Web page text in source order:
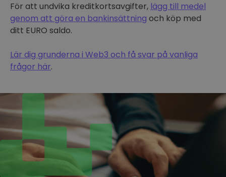
För att undvika kreditkortsavgifter, lägg till medel
genom att göra en bankinsättning och köp med
ditt EURO saldo.
Lär dig grunderna i Web3 och få svar på vanliga
frågor här.